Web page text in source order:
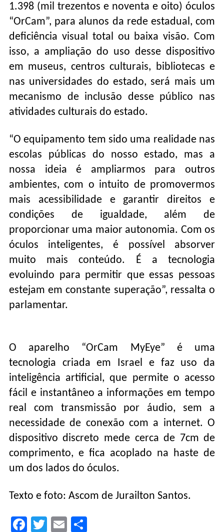
1.398 (mil trezentos e noventa e oito) óculos
“OrCam”, para alunos da rede estadual, com
deficiência visual total ou baixa visão. Com
isso, a ampliação do uso desse dispositivo
em museus, centros culturais, bibliotecas e
nas universidades do estado, será mais um
mecanismo de inclusão desse público nas
atividades culturais do estado.
“O equipamento tem sido uma realidade nas
escolas públicas do nosso estado, mas a
nossa ideia é ampliarmos para outros
ambientes, com o intuito de promovermos
mais acessibilidade e garantir direitos e
condições de igualdade, além de
proporcionar uma maior autonomia. Com os
óculos inteligentes, é possível absorver
muito mais conteúdo. É a tecnologia
evoluindo para permitir que essas pessoas
estejam em constante superação”, ressalta o
parlamentar.
O aparelho “OrCam MyEye” é uma
tecnologia criada em Israel e faz uso da
inteligência artificial, que permite o acesso
fácil e instantâneo a informações em tempo
real com transmissão por áudio, sem a
necessidade de conexão com a internet. O
dispositivo discreto mede cerca de 7cm de
comprimento, e fica acoplado na haste de
um dos lados do óculos.
Texto e foto: Ascom de Jurailton Santos.
Facebook
TwitterEmail